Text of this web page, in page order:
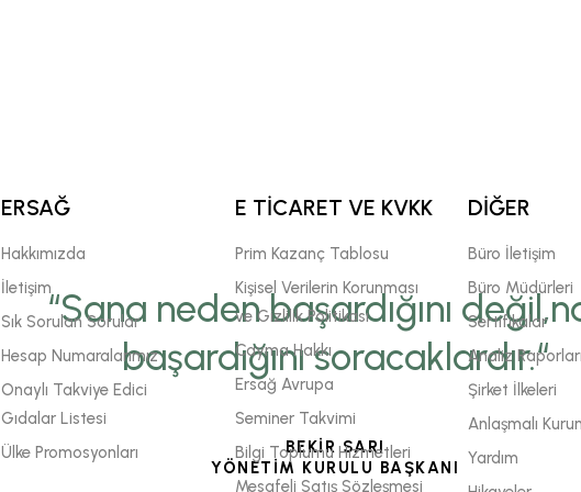
“Sana neden başardığını
başardığını soracaklardır.“
BEKİR SARI
YÖNETİM KURULU BAŞKANI
ERSAĞ
Hakkımızda
İletişim
Sık Sorulan Sorular
Hesap Numaralarımız
Onaylı Takviye Edici
Gıdalar Listesi
Ülke Promosyonları
E TİCARET VE KVKK
Prim Kazanç Tablosu
Kişisel Verilerin Korunması
ve Gizlilik Politikası
Cayma Hakkı
Ersağ Avrupa
Seminer Takvimi
Bilgi Toplumu Hizmetleri
Mesafeli Satış Sözleşmesi
DİĞER
Büro İletişim
Büro Müdürleri
Sertifikalar
Analiz Raporları
Şirket İlkeleri
Anlaşmalı
Yardım